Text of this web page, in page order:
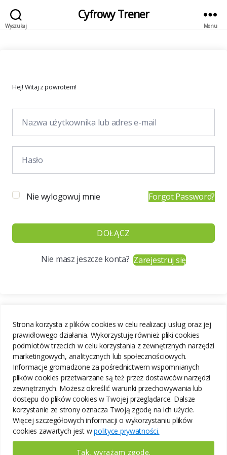
Strona korzysta z plików cookies w celu realizacji usług oraz jej
prawidłowego działania. Wykorzystuję również pliki cookies
podmiotów trzecich w celu korzystania z zewnętrznych narzędzi
marketingowych, analitycznych lub społecznościowych.
Informacje gromadzone za pośrednictwem wspomnianych
plików cookies przetwarzane są też przez dostawców narzędzi
zewnętrznych. Możesz określić warunki przechowywania lub
dostępu do plików cookies w Twojej przeglądarce. Dalsze
korzystanie ze strony oznacza Twoją zgodę na ich użycie.
Więcej szczegółowych informacji o wykorzystaniu plików
cookies zawartych jest wpolityce prywatności.
Tak, wyrażam zgodę.
Wyszukaj
Cyfrowy Trener
Menu
Hej! Witaj z powrotem!
Nie wylogowuj mnie Forgot Password?
DOŁĄCZ
Nie masz jeszcze konta?Zarejestruj się